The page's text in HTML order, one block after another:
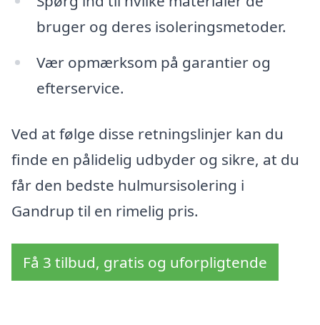
bruger og deres isoleringsmetoder.
Vær opmærksom på garantier og
efterservice.
Ved at følge disse retningslinjer kan du
finde en pålidelig udbyder og sikre, at du
får den bedste hulmursisolering i
Gandrup til en rimelig pris.
Få 3 tilbud, gratis og uforpligtende